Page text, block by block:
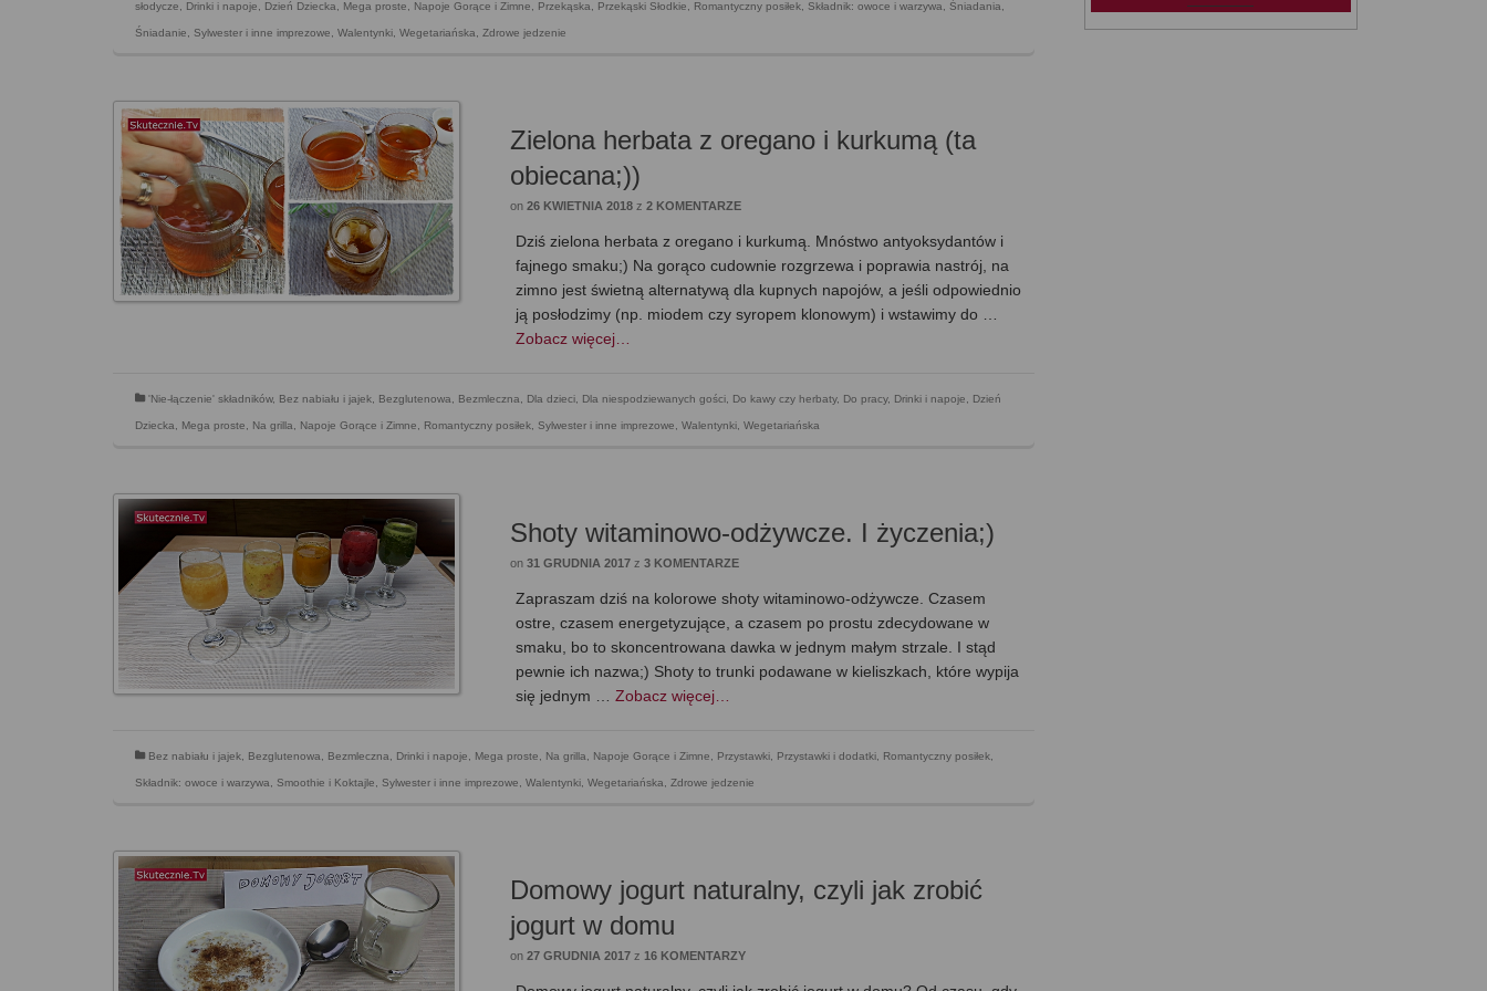
słodycze, Drinki i napoje, Dzień Dziecka, Mega proste, Napoje Gorące i Zimne, Przekąska, Przekąski Słodkie, Romantyczny posiłek, Składnik: owoce i warzywa, Śniadania,
Śniadanie, Sylwester i inne imprezowe, Walentynki, Wegetariańska, Zdrowe jedzenie
Zielona herbata z oregano i kurkumą (ta
obiecana;))
on26 KWIETNIA 2018 z2 KOMENTARZE
Dziś zielona herbata z oregano i kurkumą. Mnóstwo antyoksydantów i
fajnego smaku;) Na gorąco cudownie rozgrzewa i poprawia nastrój, na
zimno jest świetną alternatywą dla kupnych napojów, a jeśli odpowiednio
ją posłodzimy (np. miodem czy syropem klonowym) i wstawimy do …
Zobacz więcej…
'Nie-łączenie' składników, Bez nabiału i jajek, Bezglutenowa, Bezmleczna, Dla dzieci, Dla niespodziewanych gości, Do kawy czy herbaty, Do pracy, Drinki i napoje, Dzień
Dziecka, Mega proste, Na grilla, Napoje Gorące i Zimne, Romantyczny posiłek, Sylwester i inne imprezowe, Walentynki, Wegetariańska
Shoty witaminowo-odżywcze. I życzenia;)
on31 GRUDNIA 2017 z3 KOMENTARZE
Zapraszam dziś na kolorowe shoty witaminowo-odżywcze. Czasem
ostre, czasem energetyzujące, a czasem po prostu zdecydowane w
smaku, bo to skoncentrowana dawka w jednym małym strzale. I stąd
pewnie ich nazwa;) Shoty to trunki podawane w kieliszkach, które wypija
się jednym …Zobacz więcej…
Bez nabiału i jajek, Bezglutenowa, Bezmleczna, Drinki i napoje, Mega proste, Na grilla, Napoje Gorące i Zimne, Przystawki, Przystawki i dodatki, Romantyczny posiłek,
Składnik: owoce i warzywa, Smoothie i Koktajle, Sylwester i inne imprezowe, Walentynki, Wegetariańska, Zdrowe jedzenie
Domowy jogurt naturalny, czyli jak zrobić
jogurt w domu
on27 GRUDNIA 2017 z 16 KOMENTARZY